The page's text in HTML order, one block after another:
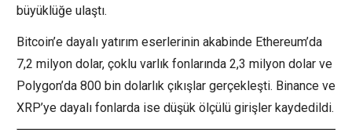
büyüklüğe ulaştı.
Bitcoin’e dayalı yatırım eserlerinin akabinde Ethereum’da
7,2 milyon dolar, çoklu varlık fonlarında 2,3 milyon dolar ve
Polygon’da 800 bin dolarlık çıkışlar gerçekleşti. Binance ve
XRP’ye dayalı fonlarda ise düşük ölçülü girişler kaydedildi.